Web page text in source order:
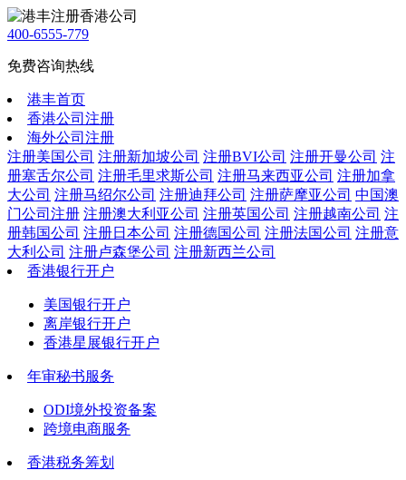
400-6555-779
免费咨询热线
港丰首页
香港公司注册
海外公司注册
注册美国公司 注册新加坡公司 注册BVI公司 注册开曼公司 注
册塞舌尔公司 注册毛里求斯公司 注册马来西亚公司 注册加拿
大公司 注册马绍尔公司 注册迪拜公司 注册萨摩亚公司 中国澳
门公司注册 注册澳大利亚公司 注册英国公司 注册越南公司 注
册韩国公司 注册日本公司 注册德国公司 注册法国公司 注册意
大利公司 注册卢森堡公司 注册新西兰公司
香港银行开户
美国银行开户
离岸银行开户
香港星展银行开户
年审秘书服务
ODI境外投资备案
跨境电商服务
香港税务筹划